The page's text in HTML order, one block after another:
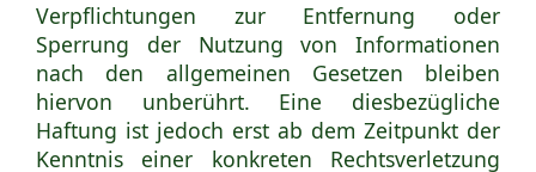
Verpflichtungen zur Entfernung oder
Sperrung der Nutzung von Informationen
nach den allgemeinen Gesetzen bleiben
hiervon unberührt. Eine diesbezügliche
Haftung ist jedoch erst ab dem Zeitpunkt der
Kenntnis einer konkreten Rechtsverletzung